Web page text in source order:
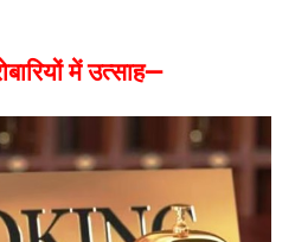
में उत्साह—